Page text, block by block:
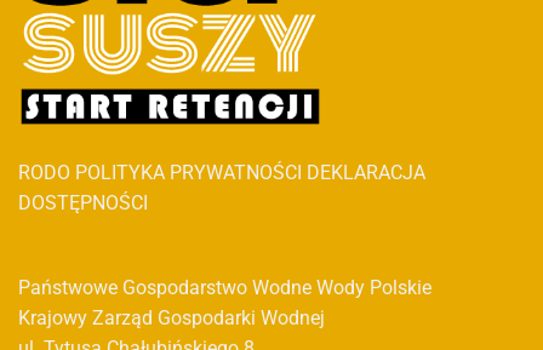
RODO POLITYKA PRYWATNOŚCI DEKLARACJA
DOSTĘPNOŚCI
Państwowe Gospodarstwo Wodne Wody Polskie
Krajowy Zarząd Gospodarki Wodnej